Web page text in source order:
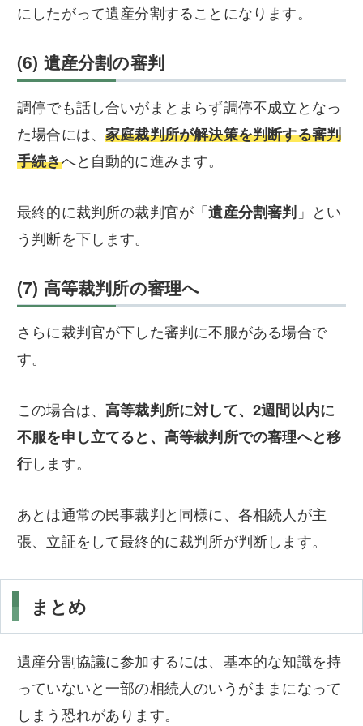
にしたがって遺産分割することになります。
(6) 遺産分割の審判
調停でも話し合いがまとまらず調停不成立となっ
た場合には、家庭裁判所が解決策を判断する審判
手続きへと自動的に進みます。
最終的に裁判所の裁判官が「遺産分割審判 」とい
う判断を下します。
(7) 高等裁判所の審理へ
さらに裁判官が下した審判に不服がある場合で
す。
この場合は、高等裁判所に対して、2週間以内に
不服を申し立てると、高等裁判所での審理へと移
行します。
あとは通常の民事裁判と同様に、各相続人が主
張、立証をして最終的に裁判所が判断します。
まとめ
遺産分割協議に参加するには、基本的な知識を持
っていないと一部の相続人のいうがままになって
しまう恐れがあります。